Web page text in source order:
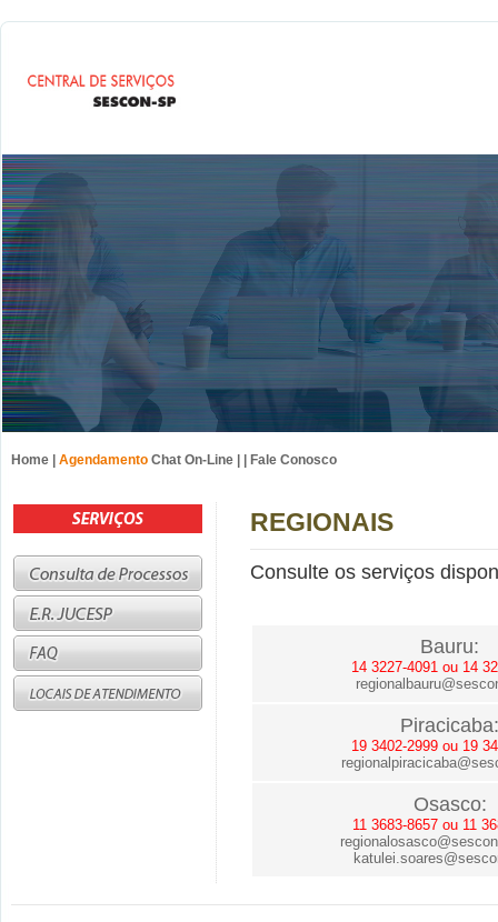
Home Agendamento Chat On-Line Fale Conosco
REGIONAIS
Consulte os serviços
Bauru:
14 3227-4091 ou 14
Piracicaba:
19 3402-2999 ou 19
Osasco:
11 3683-8657 ou 11